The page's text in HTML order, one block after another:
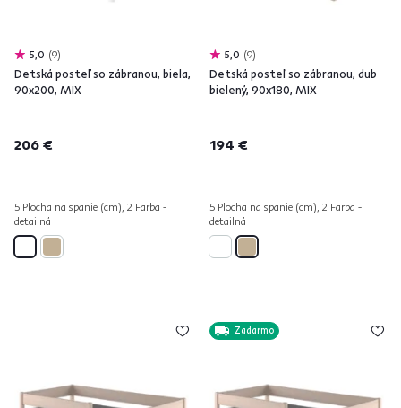
5,0 9
Detská posteľ so zábranou, biela,
90x200, MIX
206 €
5 Plocha na spanie (cm), 2 Farba -
detailná
5,0 9
Detská posteľ so zábranou, dub
bielený, 90x180, MIX
194 €
5 Plocha na spanie (cm), 2 Farba -
detailná
Zadarmo